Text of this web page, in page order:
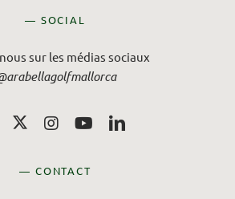
— SOCIAL
sur les médias sociaux
— CONTACT